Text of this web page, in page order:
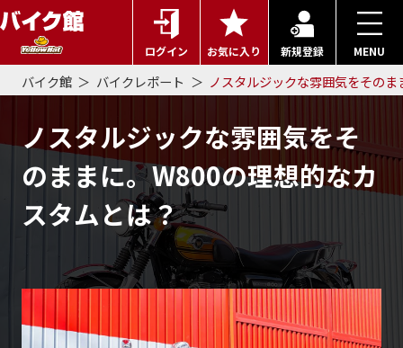
ログイン お気に入り 新規登録 MENU
バイク館 バイクレポート ノスタルジックな雰囲気をその
ノスタルジックな雰囲気をそ
のままに。W800の理想的なカ
スタムとは？